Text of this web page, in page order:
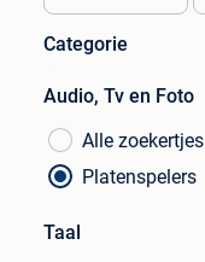
Categorie
Audio, Tv en Foto
Alle zoekertjes
Platenspelers
Taal